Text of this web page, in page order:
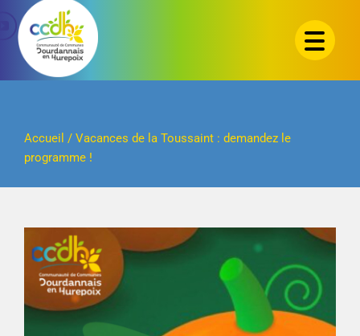
Passer
contenu
Accueil / Vacances de la Toussaint : demandez le
programme !